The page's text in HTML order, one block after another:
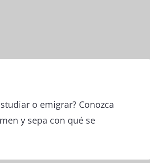
o emigrar? Conozca
y sepa con qué se